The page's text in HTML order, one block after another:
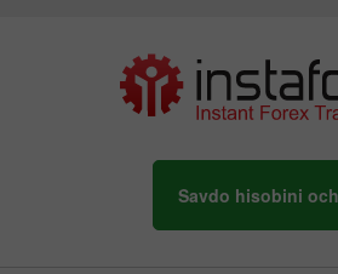
Savdo hisobini